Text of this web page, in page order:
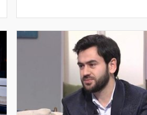
Sevcan telekanalı